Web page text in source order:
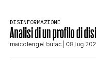
INTRATTENIMENTO
DISINFORMAZIONE
Analisi di un profilo di
maicolengel butac | 08 lug